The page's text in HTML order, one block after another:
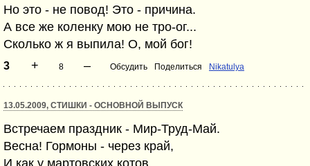
Но это - не повод! Это - причина.
А все же коленку мою не тро-ог...
Сколько ж я выпила! О, мой бог!
3 + 8 – Обсудить Поделиться Nikatulya
13.05.2009, СТИШКИ - ОСНОВНОЙ ВЫПУСК
Встречаем праздник - Мир-Труд-Май.
Весна! Гормоны - через край,
И как у мартовских котов